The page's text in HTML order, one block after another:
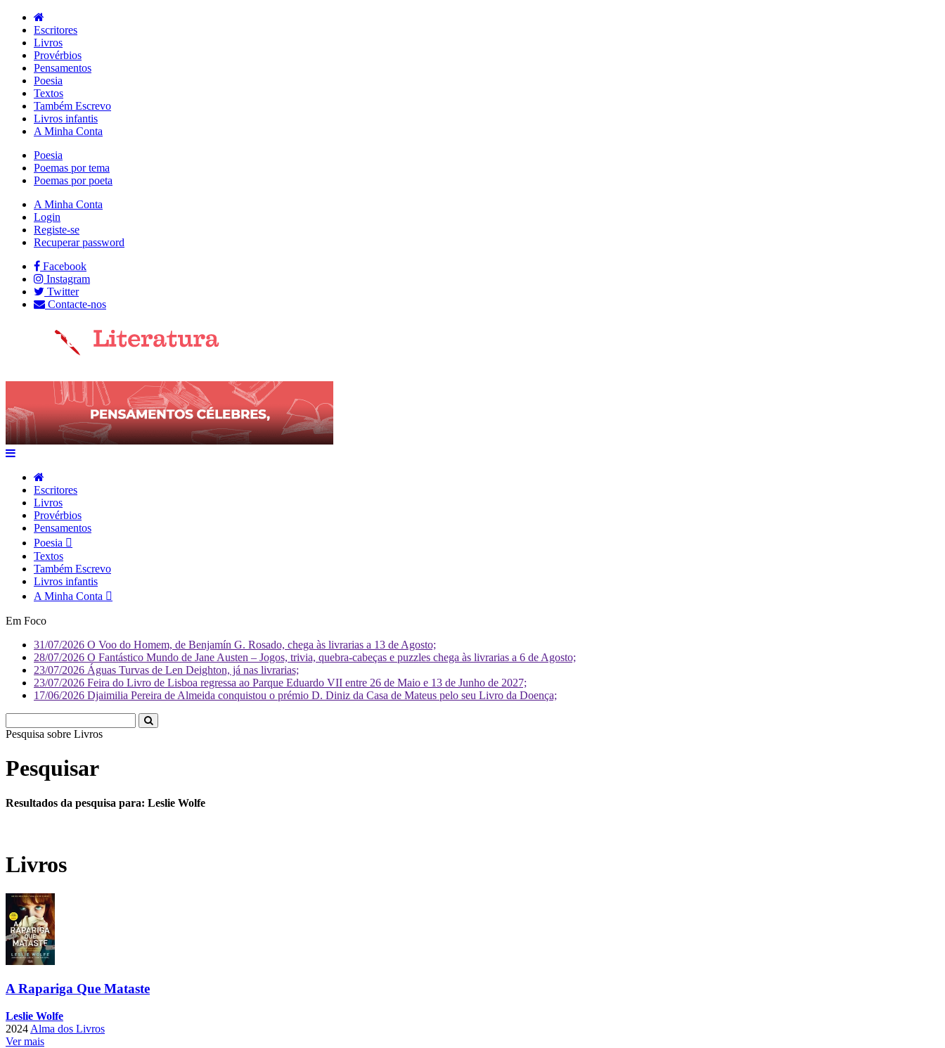
Escritores
Livros
Provérbios
Pensamentos
Poesia
Textos
Também Escrevo
Livros infantis
A Minha Conta
Poesia
Poemas por tema
Poemas por poeta
A Minha Conta
Login
Registe-se
Recuperar password
Facebook
Instagram
Twitter
Contacte-nos
Escritores
Livros
Provérbios
Pensamentos
Poesia
Textos
Também Escrevo
Livros infantis
A Minha Conta
Em Foco
31/07/2026 O Voo do Homem, de Benjamín G. Rosado, chega às livrarias a 13 de Agosto;
28/07/2026 O Fantástico Mundo de Jane Austen – Jogos, trivia, quebra-cabeças e puzzles chega às livrarias a 6 de Agosto;
23/07/2026 Águas Turvas de Len Deighton, já nas livrarias;
23/07/2026 Feira do Livro de Lisboa regressa ao Parque Eduardo VII entre 26 de Maio e 13 de Junho de 2027;
17/06/2026 Djaimilia Pereira de Almeida conquistou o prémio D. Diniz da Casa de Mateus pelo seu Livro da Doença;
Pesquisa sobre
Pesquisar
Resultados da pesquisa para: Leslie Wolfe
Livros
A Rapariga Que Mataste
Leslie Wolfe
2024 Alma dos Livros
Ver mais